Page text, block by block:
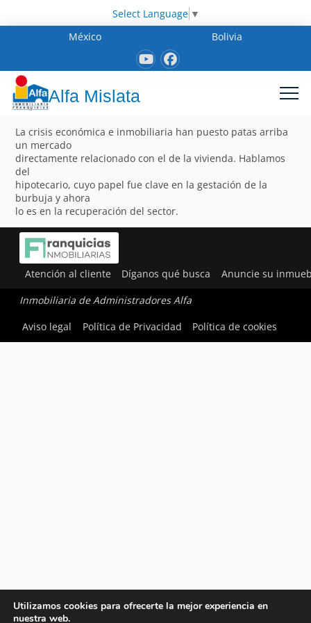
Select Language ▼
México
Bolivia
Alfa Mislata
La crisis económica e inmobiliaria han puesto patas arriba
un mercado
directamente relacionado con el de la vivienda. Hablamos
del
hipotecario, cuyo papel fue clave en la gestación de la
burbuja y ahora
lo es en la recuperación del sector.
Atención al cliente Díganos qué busca Anuncie su
Inmobiliaria de Administradores Alfa
Aviso legal
Política de Privacidad Política de cookies
Utilizamos cookies para ofrecerte la mejor experiencia en
nuestra web.